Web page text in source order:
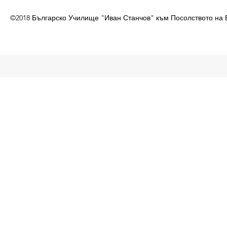
©2018 Българско Училище "Иван Станчов" към Посолството на